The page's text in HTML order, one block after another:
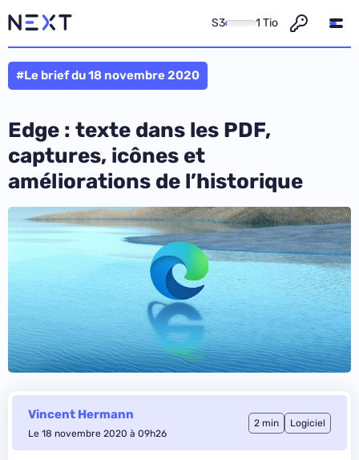
S3 1 Tio
#Le brief du 18 novembre 2020
Edge : texte dans les PDF,
captures, icônes et
améliorations de l’historique
Vincent Hermann
Le 18 novembre 2020 à 09h26
2 min Logiciel